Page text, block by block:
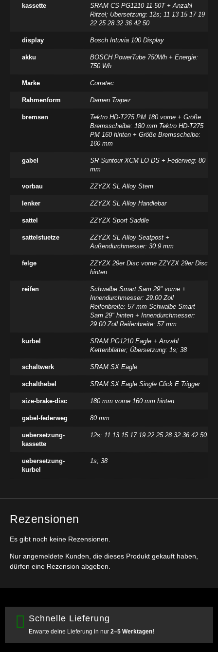
kassette
SRAM CS PG1210 11-50T + Anzahl
Ritzel; Übersetzung: 12s; 11 13 15 17 19
22 25 28 32 36 42 50
display Bosch Intuvia 100 Display
akku
BOSCH PowerTube 750Wh + Energie:
750 Wh
Marke Corratec
Rahmenform Damen Trapez
bremsen
Tektro HD-T275 PM 180 vorne + Größe
Bremsscheibe: 180 mm Tektro HD-T275
PM 160 hinten + Größe Bremsscheibe:
160 mm
gabel
SR Suntour XCM LO DS + Federweg: 80
mm
vorbau ZZYZX SL Alloy Stem
lenker ZZYZX SL Alloy Handlebar
sattel ZZYZX Sport Saddle
sattelstuetze
ZZYZX SL Alloy Seatpost +
Außendurchmesser: 30.9 mm
felge
ZZYZX 29er Disc vorne ZZYZX 29er Disc
hinten
reifen
Schwalbe Smart Sam 29" vorne +
Innendurchmesser: 29.00 Zoll
Reifenbreite: 57 mm Schwalbe Smart
Sam 29" hinten + Innendurchmesser:
29.00 Zoll Reifenbreite: 57 mm
kurbel
SRAM PG1210 Eagle + Anzahl
Kettenblätter; Übersetzung: 1s; 38
schaltwerk SRAM SX Eagle
schalthebel SRAM SX Eagle Single Click E Trigger
size-brake-disc 180 mm vorne 160 mm hinten
gabel-federweg 80 mm
uebersetzung-
kassette
12s; 11 13 15 17 19 22 25 28 32 36 42 50
uebersetzung-
kurbel
1s; 38
Rezensionen
Es gibt noch keine Rezensionen.
Nur angemeldete Kunden, die dieses Produkt gekauft haben,
dürfen eine Rezension abgeben.
Schnelle Lieferung
Erwarte deine Lieferung in nur 2–5 Werktagen!